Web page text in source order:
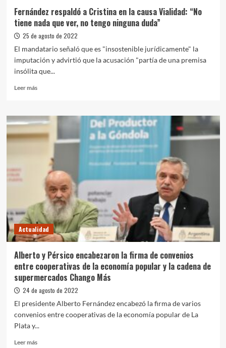
Fernández respaldó a Cristina en la causa Vialidad: “No
tiene nada que ver, no tengo ninguna duda”
25 de agosto de 2022
El mandatario señaló que es "insostenible jurídicamente" la
imputación y advirtió que la acusación "partía de una premisa
insólita que...
Leer másLeer
Fernández
respaldó
a
Cristina
causa
Vialidad:
“No
tiene
nada
que
ver,
no
ninguna
duda”
Actualidad
Alberto y Pérsico encabezaron la firma de convenios
entre cooperativas de la economía popular y la cadena de
supermercados Chango Más
24 de agosto de 2022
El presidente Alberto Fernández encabezó la firma de varios
convenios entre cooperativas de la economía popular de La
Plata y...
Leer másLeer